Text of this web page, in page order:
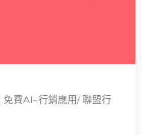
費AI~行銷應用/ 聯盟行